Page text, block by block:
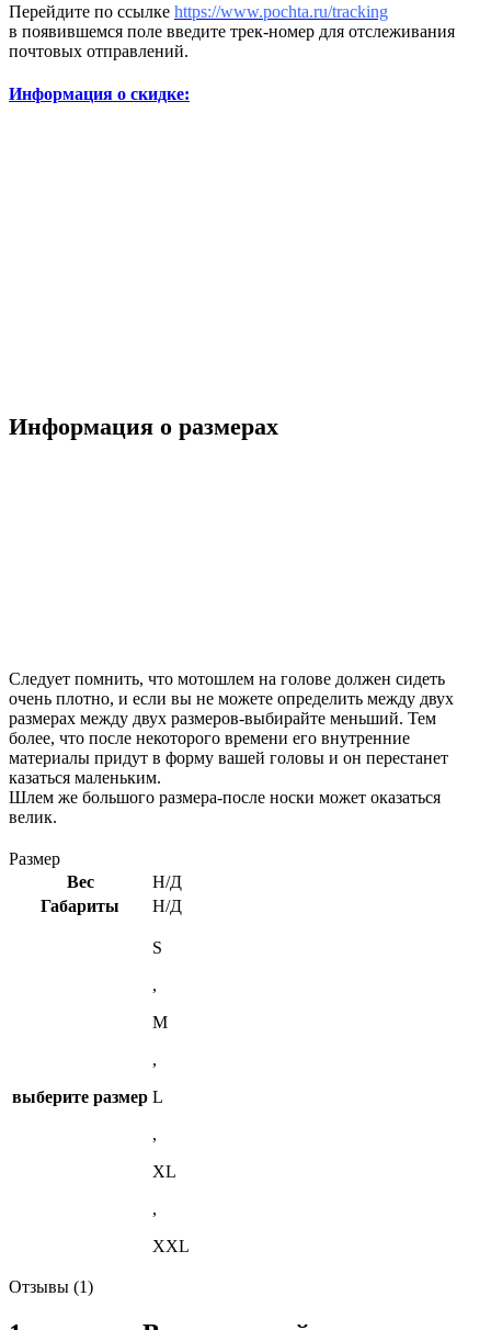
Перейдите по ссылке https://www.pochta.ru/tracking
в появившемся поле введите трек-номер для отслеживания
почтовых отправлений.
Информация о скидке:
Информация о размерах
Следует помнить, что мотошлем на голове должен сидеть
очень плотно, и если вы не можете определить между двух
размерах между двух размеров-выбирайте меньший. Тем
более, что после некоторого времени его внутренние
материалы придут в форму вашей головы и он перестанет
казаться маленьким.
Шлем же большого размера-после носки может оказаться
велик.
Размер
Вес
Н/Д
Габариты
Н/Д
выберите размер
S
,
M
,
L
,
XL
,
XXL
Отзывы (1)